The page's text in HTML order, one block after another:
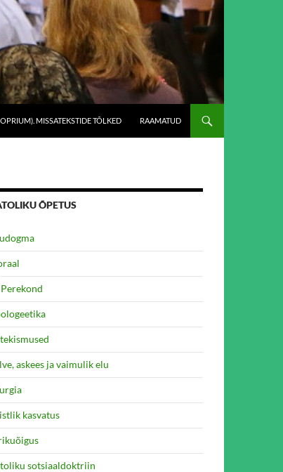
MISSATEKSTIDE TÕLKED RAAMATUD
ÕPETUS
Perekond
askees ja vaimulik elu
kasvatus
sotsiaaldoktriin